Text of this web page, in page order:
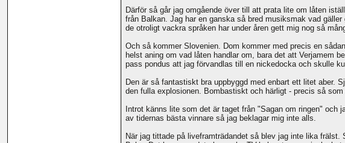
Därför så går jag omgående över till att prata lite om låten
från Balkan. Jag har en ganska så bred musiksmak vad
de otroligt vackra språken har under åren gett mig nog så
Och så kommer Slovenien. Dom kommer med precis en
helst aning om vad låten handlar om, bara det att Verjamem
pass pondus att jag förvandlas till en nickedocka och skulle
Den är så fantastiskt bra uppbyggd med enbart ett litet aber.
den fulla explosionen. Bombastiskt och härligt - precis så
Introt känns lite som det är taget från "Sagan om ringen"
av tidernas bästa vinnare så jag beklagar mig inte alls.
När jag tittade på liveframträdandet så blev jag inte lika